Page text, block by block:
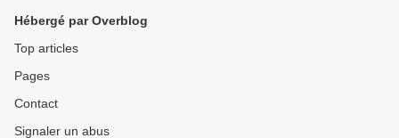
Hébergé par Overblog
Top articles
Pages
Contact
Signaler un abus